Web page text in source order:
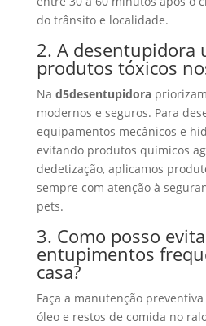
do trânsito e localidade.
2. A desentupidora
produtos tóxicos
Na d5desentupidora
modernos e seguros. Para
equipamentos mecânicos e
evitando produtos químicos
dedetização, aplicamos
sempre com atenção à
pets.
3. Como posso
entupimentos
casa?
Faça a manutenção
óleo e restos de comida no